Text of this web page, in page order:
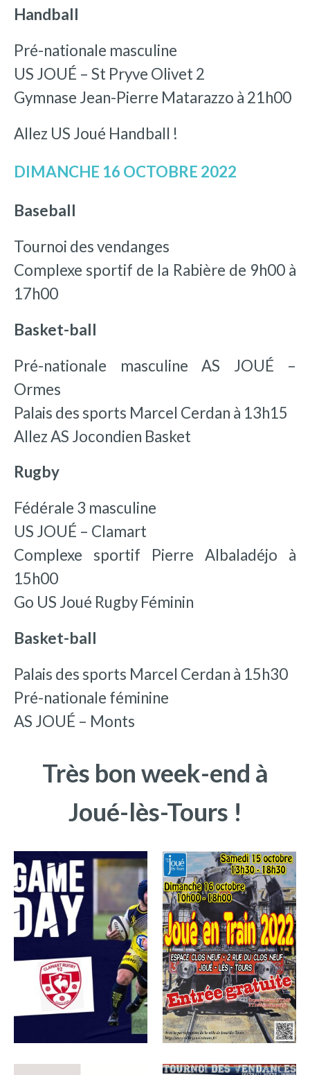
Handball
Pré-nationale masculine
US JOUÉ – St Pryve Olivet 2
Gymnase Jean-Pierre Matarazzo à 21h00
Allez US Joué Handball !
DIMANCHE 16 OCTOBRE 2022
Baseball
Tournoi des vendanges
Complexe sportif de la Rabière de 9h00 à
17h00
Basket-ball
Pré-nationale masculine AS JOUÉ –
Ormes
Palais des sports Marcel Cerdan à 13h15
Allez AS Jocondien Basket
Rugby
Fédérale 3 masculine
US JOUÉ – Clamart
Complexe sportif Pierre Albaladéjo à
15h00
Go US Joué Rugby Féminin
Basket-ball
Palais des sports Marcel Cerdan à 15h30
Pré-nationale féminine
AS JOUÉ – Monts
Très bon week-end à
Joué-lès-Tours !